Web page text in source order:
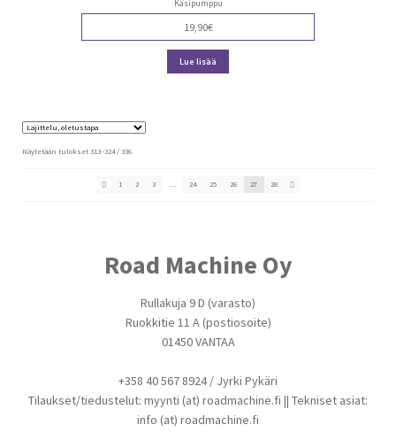
Käsipumppu
19,90€
Lue lisää
Näytetään tulokset 313–324 / 336
1 2 3 … 24 25 26 27 28
Road Machine Oy
Rullakuja 9 D (varasto)
Ruokkitie 11 A (postiosoite)
01450 VANTAA
+358 40 567 8924 / Jyrki Pykäri
Tilaukset/tiedustelut: myynti (at) roadmachine.fi || Tekniset asiat:
info (at) roadmachine.fi